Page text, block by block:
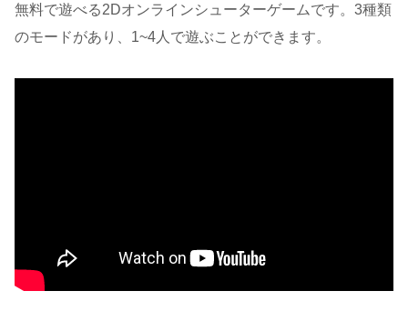
無料で遊べる2Dオンラインシューターゲームです。3種類
のモードがあり、1~4人で遊ぶことができます。